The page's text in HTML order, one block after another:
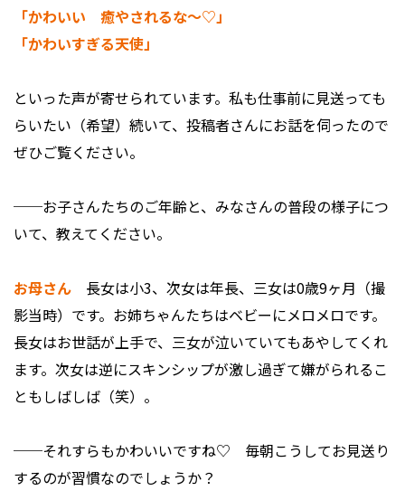
「かわいい 癒やされるな～♡」
「かわいすぎる天使」
といった声が寄せられています。私も仕事前に見送っても
らいたい（希望）続いて、投稿者さんにお話を伺ったので
ぜひご覧ください。
──お子さんたちのご年齢と、みなさんの普段の様子につ
いて、教えてください。
お母さん 長女は小3、次女は年長、三女は0歳9ヶ月（撮
影当時）です。お姉ちゃんたちはベビーにメロメロです。
長女はお世話が上手で、三女が泣いていてもあやしてくれ
ます。次女は逆にスキンシップが激し過ぎて嫌がられるこ
ともしばしば（笑）。
──それすらもかわいいですね♡ 毎朝こうしてお見送り
するのが習慣なのでしょうか？